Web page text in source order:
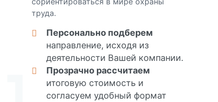
труда.
Персонально подберем
направление, исходя из
деятельности Вашей компании.
Прозрачно рассчитаем
итоговую стоимость и
согласуем удобный формат